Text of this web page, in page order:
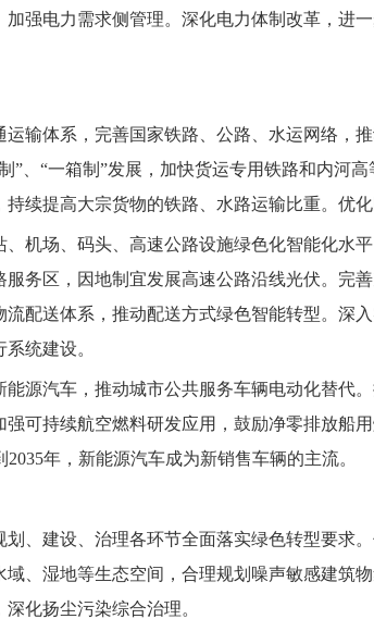
强电力需求侧管理。深化电力体制改革，进
运输体系，完善国家铁路、公路、水运网络，
”、“一箱制”发展，加快货运专用铁路和内河
续提高大宗货物的铁路、水路运输比重。优
、机场、码头、高速公路设施绿色化智能化水
务区，因地制宜发展高速公路沿线光伏。完
配送体系，推动配送方式绿色智能转型。深
统建设。
能源汽车，推动城市公共服务车辆电动化替代
可持续航空燃料研发应用，鼓励净零排放船
年，新能源汽车成为新销售车辆的主流。
划、建设、治理各环节全面落实绿色转型要求
、湿地等生态空间，合理规划噪声敏感建筑
化扬尘污染综合治理。